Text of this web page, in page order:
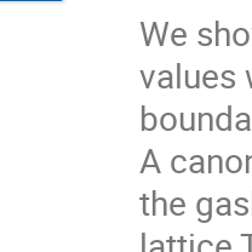
We
values
A
the